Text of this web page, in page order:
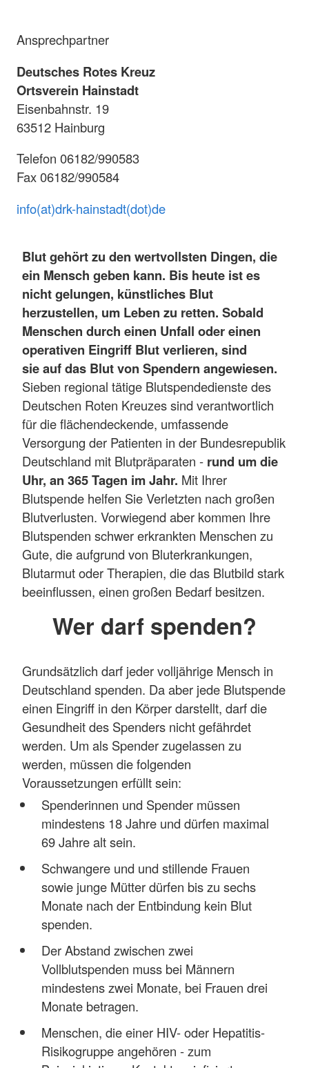
Ansprechpartner
Deutsches Rotes Kreuz
Ortsverein Hainstadt
Eisenbahnstr. 19
63512 Hainburg
Telefon 06182/990583
Fax 06182/990584
info(at)drk-hainstadt(dot)de
Blut gehört zu den wertvollsten Dingen, die
ein Mensch geben kann. Bis heute ist es
nicht gelungen, künstliches Blut
herzustellen, um Leben zu retten. Sobald
Menschen durch einen Unfall oder einen
operativen Eingriff Blut verlieren, sind
sie auf das Blut von Spendern angewiesen.
Sieben regional tätige Blutspendedienste des
Deutschen Roten Kreuzes sind verantwortlich
für die flächendeckende, umfassende
Versorgung der Patienten in der Bundesrepublik
Deutschland mit Blutpräparaten - rund um die
Uhr, an 365 Tagen im Jahr. Mit Ihrer
Blutspende helfen Sie Verletzten nach großen
Blutverlusten. Vorwiegend aber kommen Ihre
Blutspenden schwer erkrankten Menschen zu
Gute, die aufgrund von Bluterkrankungen,
Blutarmut oder Therapien, die das Blutbild stark
beeinflussen, einen großen Bedarf besitzen.
Wer darf spenden?
Grundsätzlich darf jeder volljährige Mensch in
Deutschland spenden. Da aber jede Blutspende
einen Eingriff in den Körper darstellt, darf die
Gesundheit des Spenders nicht gefährdet
werden. Um als Spender zugelassen zu
werden, müssen die folgenden
Voraussetzungen erfüllt sein:
Spenderinnen und Spender müssen
mindestens 18 Jahre und dürfen maximal
69 Jahre alt sein.
Schwangere und und stillende Frauen
sowie junge Mütter dürfen bis zu sechs
Monate nach der Entbindung kein Blut
spenden.
Der Abstand zwischen zwei
Vollblutspenden muss bei Männern
mindestens zwei Monate, bei Frauen drei
Monate betragen.
Menschen, die einer HIV- oder Hepatitis-
Risikogruppe angehören - zum